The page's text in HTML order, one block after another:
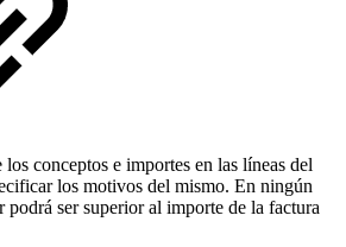
conceptos e importes en las líneas del
los motivos del mismo. En ningún
podrá ser superior al importe de la factura